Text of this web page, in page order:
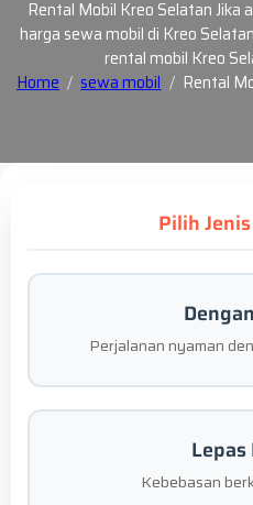
Rental Mobil Kreo Selatan Jika
harga sewa mobil di Kreo
rental mobil Kreo
Home
sewa mobil Rental
Pilih
Perjalanan nyaman
Lepas
Kebebasan